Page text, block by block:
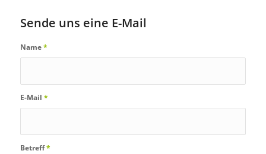
Sende uns eine E-Mail
Name*
E-Mail *
Betreff*